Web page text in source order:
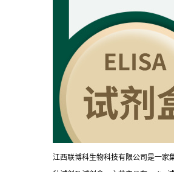
江西联博科生物科技有限公司是一家